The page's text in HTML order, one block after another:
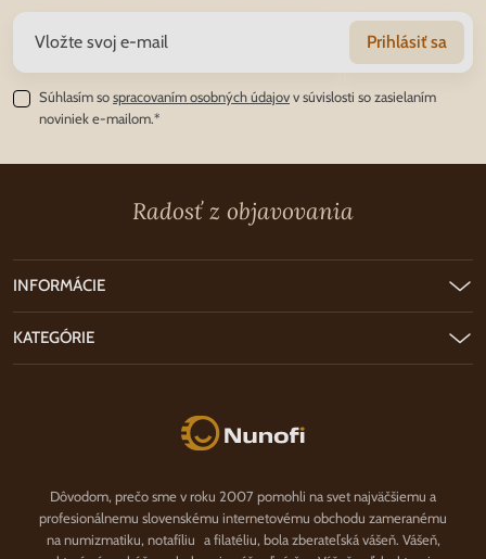
Prihlásiť sa
Súhlasím sospracovaním osobných údajovv súvislosti so zasielaním
noviniek e-mailom.*
Radosť z objavovania
Nunofi.sk
Dôvodom, prečo sme v roku 2007 pomohli na svet najväčšiemu a
profesionálnemu slovenskému internetovému obchodu zameranému
na numizmatiku, notafíliu a filatéliu, bola zberateľská vášeň. Vášeň,
INFORMÁCIE
KATEGÓRIE